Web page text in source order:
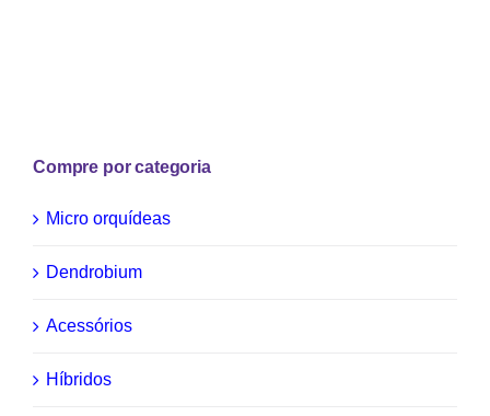
Compre por categoria
Micro orquídeas
Dendrobium
Acessórios
Híbridos